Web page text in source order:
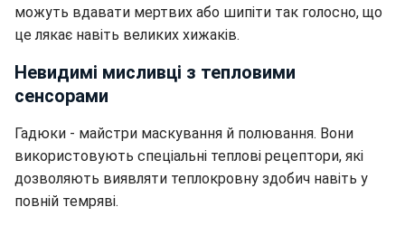
можуть вдавати мертвих або шипіти так голосно, що
це лякає навіть великих хижаків.
Невидимі мисливці з тепловими
сенсорами
Гадюки - майстри маскування й полювання. Вони
використовують спеціальні теплові рецептори, які
дозволяють виявляти теплокровну здобич навіть у
повній темряві.